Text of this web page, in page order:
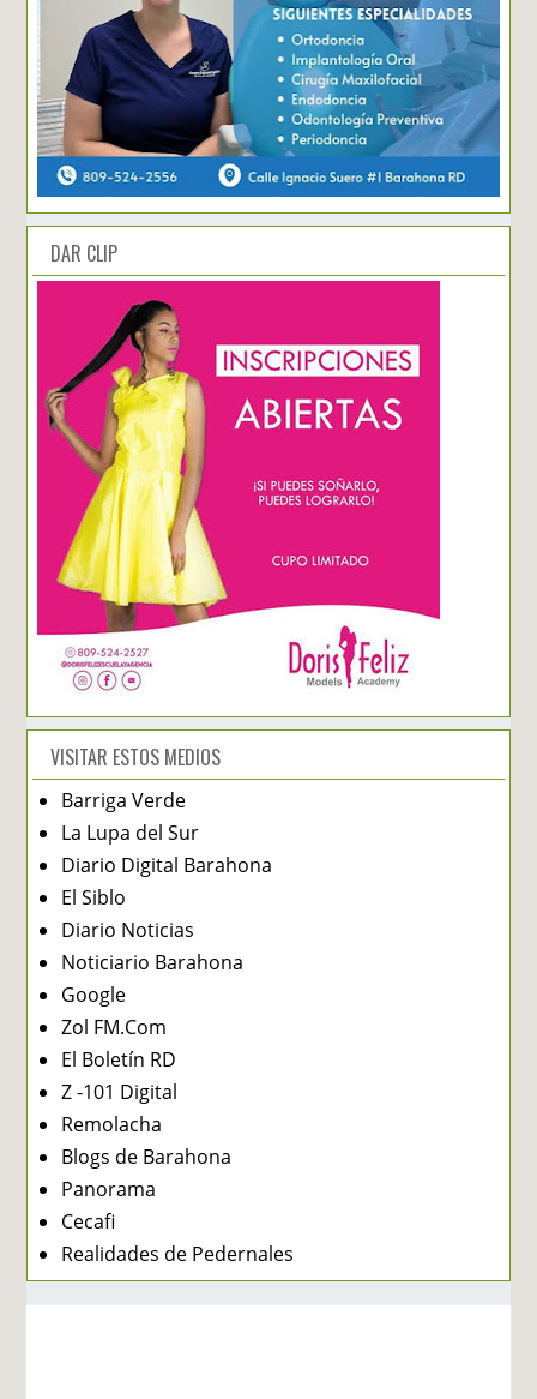
DAR CLIP
VISITAR ESTOS MEDIOS
Barriga Verde
La Lupa del Sur
Diario Digital Barahona
El Siblo
Diario Noticias
Noticiario Barahona
Google
Zol FM.Com
El Boletín RD
Z -101 Digital
Remolacha
Blogs de Barahona
Panorama
Cecafi
Realidades de Pedernales